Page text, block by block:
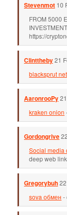
Stevenmot 10
FROM 5000
INVESTMENT
https://
Clinttheby21
blacksprut net
AaronrooPy
kraken onion
Gordongrive
Social media
deep web
Gregorybuh
sova обмен -